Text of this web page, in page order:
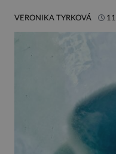
VERONIKA TYRKOVÁ